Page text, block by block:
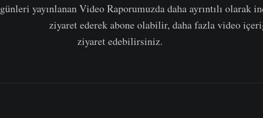
günleri yayınlanan Video Raporumuzda daha ayrıntılı olarak
ziyaret ederek abone olabilir, daha fazla video
ziyaret edebilirsiniz.